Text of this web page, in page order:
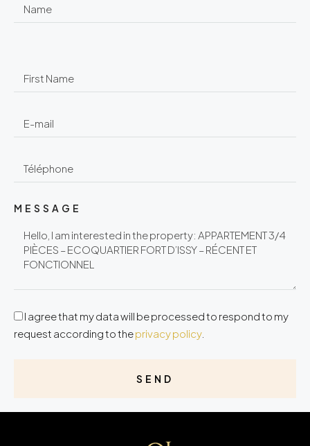
MESSAGE
I agree that my data will be processed to respond to my
request according to theprivacy policy.
SEND